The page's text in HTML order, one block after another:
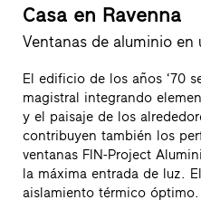
Casa en Ravenna
Ventanas de aluminio en
El edificio de los años ‘70
magistral integrando
y el paisaje de los
contribuyen también los
ventanas FIN-Project
la máxima entrada de luz.
aislamiento térmico óptimo.